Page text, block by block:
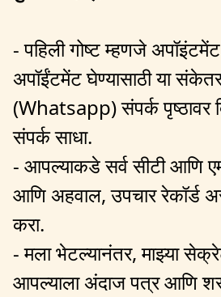
- पहिली गोष्ट म्हणजे
अपॉईंटमेंट घेण्यासाठी या
(Whatsapp) संपर्क पृष्ठावर
संपर्क साधा.
- आपल्याकडे सर्व सीटी आणि
आणि अहवाल, उपचार रेकॉर्ड
करा.
- मला भेटल्यानंतर, माझ्या
आपल्याला अंदाज पत्र आणि